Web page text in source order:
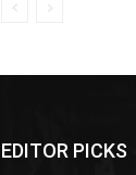
EDITOR PICKS